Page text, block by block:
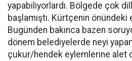
yapabiliyorlardı. Bölgede çok
başlamıştı. Kürtçenin önündeki
Bugünden bakınca bazen
dönem belediyelerde neyi
çukur/hendek eylemlerine alet